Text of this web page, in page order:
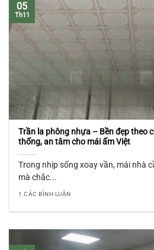
Trần la phông nhựa – Bền đẹp theo
thống, an tâm cho mái ấm Việt
Trong nhịp sống xoay vần, mái nhà
mà chắc...
1 CÁC BÌNH LUẬN
05
Th11